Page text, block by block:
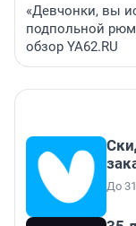
«Девчонки, вы
подпольной
обзор YA62.RU
До